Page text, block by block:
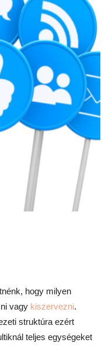
hogy milyen
vagy kiszervezni.
struktúra ezért
teljes egységeket